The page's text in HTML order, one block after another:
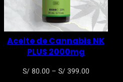
Aceite de Cannabis NK
PLUS 2000mg
S/80.00 – S/399.00Rango